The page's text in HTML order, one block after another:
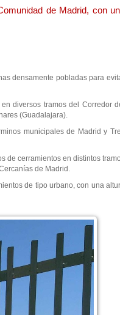
de Madrid, con
densamente pobladas para
diversos tramos del Corredor
(Guadalajara).
municipales de Madrid y
de cerramientos en distintos
de Madrid.
de tipo urbano, con una